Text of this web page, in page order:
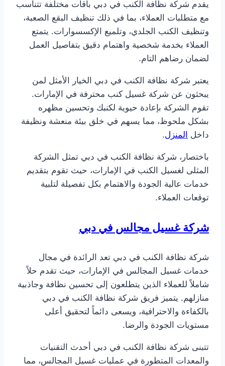
يقدم شركة نظافة الكنب في دبي باقات مختلفة تتناسب
مع متطلبات العملاء، بما في ذلك تنظيف البقع الصعبة،
وتنظيف الكنب الجلدي، وتلميع الإكسسوارات. يتمتع
العملاء بخدمة شخصية واهتمام دقيق بتفاصيل العمل
لضمان رضاهم التام.
يعتبر شركة نظافة الكنب في دبي الخيار الأمثل لمن
يبحثون عن شركة غسيل كنب محترفة في الإمارات.
تقوم الشركة بإعادة حيوية لكنبك وتحسين مظهره
بشكل ملحوظ، مما يسهم في خلق بيئة منعشة ونظيفة
داخل المنزل.
باختصار، شركة نظافة الكنب في دبي تمثل الشركة
المثلى لغسيل الكنب في الإمارات، حيث تقوم بتقديم
خدمات عالية الجودة والاهتمام بكل تفصيلة لتلبية
توقعات العملاء.
شركة غسيل مجالس في دبي
شركة نظافة الكنب في دبي تعد الرائدة في مجال
خدمات غسيل المجالس في الإمارات، حيث تقدم حلاً
شاملاً للعملاء الذين يتطلعون إلى تحسين نظافة وجاذبية
منازلهم. يتميز فريق شركة نظافة الكنب في دبي
بالكفاءة والاحترافية، ويسعى دائماً لتحقيق أعلى
مستويات الجودة والرضا.
تتبنى شركة نظافة الكنب في دبي أحدث التقنيات
والمعدات المتطورة في عمليات غسيل المجالس، مما